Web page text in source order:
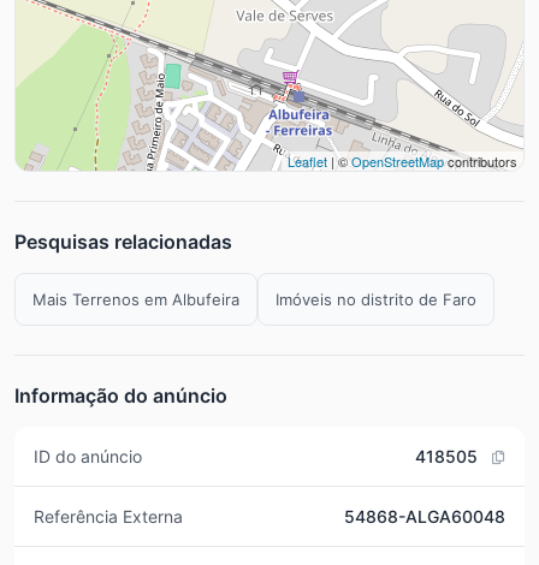
Leaflet | ©OpenStreetMapcontributors
Pesquisas relacionadas
Mais Terrenos em Albufeira Imóveis no distrito de Faro
Informação do anúncio
ID do anúncio 418505
Referência Externa 54868-ALGA60048